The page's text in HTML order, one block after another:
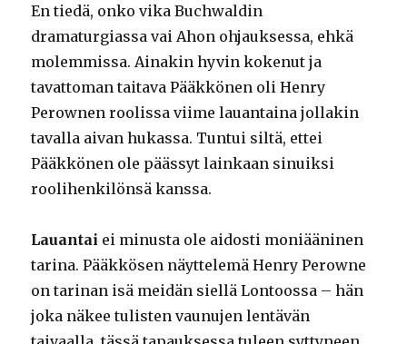
En tiedä, onko vika Buchwaldin
dramaturgiassa vai Ahon ohjauksessa, ehkä
molemmissa. Ainakin hyvin kokenut ja
tavattoman taitava Pääkkönen oli Henry
Perownen roolissa viime lauantaina jollakin
tavalla aivan hukassa. Tuntui siltä, ettei
Pääkkönen ole päässyt lainkaan sinuiksi
roolihenkilönsä kanssa.
Lauantai ei minusta ole aidosti moniääninen
tarina. Pääkkösen näyttelemä Henry Perowne
on tarinan isä meidän siellä Lontoossa – hän
joka näkee tulisten vaunujen lentävän